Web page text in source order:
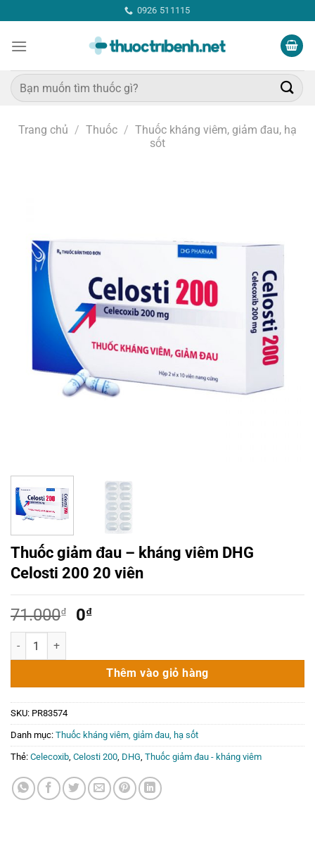
qua
nội
0926 511115
Tìm
kiếm:
Trang chủ / Thuốc / Thuốc kháng viêm, giảm đau, hạ
sốt
Thuốc giảm đau – kháng viêm DHG
Celosti 200 20 viên
71.000₫
Giá
71.000₫.
0₫Giá
là:
0₫.
Thuốc giảm đau - kháng viêm DHG Celosti 200 20 viên số lượng
Thêm vào giỏ hàng
SKU: PR83574
Danh mục: Thuốc kháng viêm, giảm đau, hạ sốt
Thẻ: Celecoxib Celosti 200 DHG Thuốc giảm đau - kháng viêm